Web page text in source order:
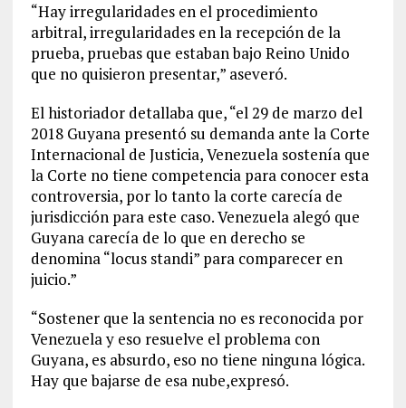
“Hay irregularidades en el procedimiento
arbitral, irregularidades en la recepción de la
prueba, pruebas que estaban bajo Reino Unido
que no quisieron presentar,” aseveró.
El historiador detallaba que, “el 29 de marzo del
2018 Guyana presentó su demanda ante la Corte
Internacional de Justicia, Venezuela sostenía que
la Corte no tiene competencia para conocer esta
controversia, por lo tanto la corte carecía de
jurisdicción para este caso. Venezuela alegó que
Guyana carecía de lo que en derecho se
denomina “locus standi” para comparecer en
juicio.”
“Sostener que la sentencia no es reconocida por
Venezuela y eso resuelve el problema con
Guyana, es absurdo, eso no tiene ninguna lógica.
Hay que bajarse de esa nube,expresó.